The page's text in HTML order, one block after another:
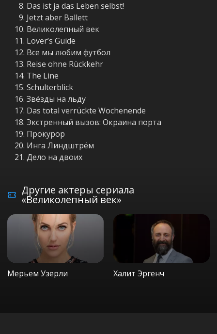
Das ist ja das Leben selbst!
Jetzt aber Ballett
Великолепный век
Lover’s Guide
Все мы любим футбол
Reise ohne Rückkehr
The Line
Schulterblick
Звёзды на льду
Das total verrückte Wochenende
Экстренный вызов: Окраина порта
Прокурор
Инга Линдштрём
Дело на двоих
Другие актеры сериала
«Великолепный век»
Мерьем Узерли Халит Эргенч